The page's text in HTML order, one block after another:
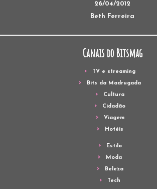
26/04/2012
Beth Ferreira
Canais do Bitsmag
TV e streaming
Bits da Madrugada
Cultura
Cidadão
Viagem
Hotéis
Estilo
Moda
Beleza
Tech